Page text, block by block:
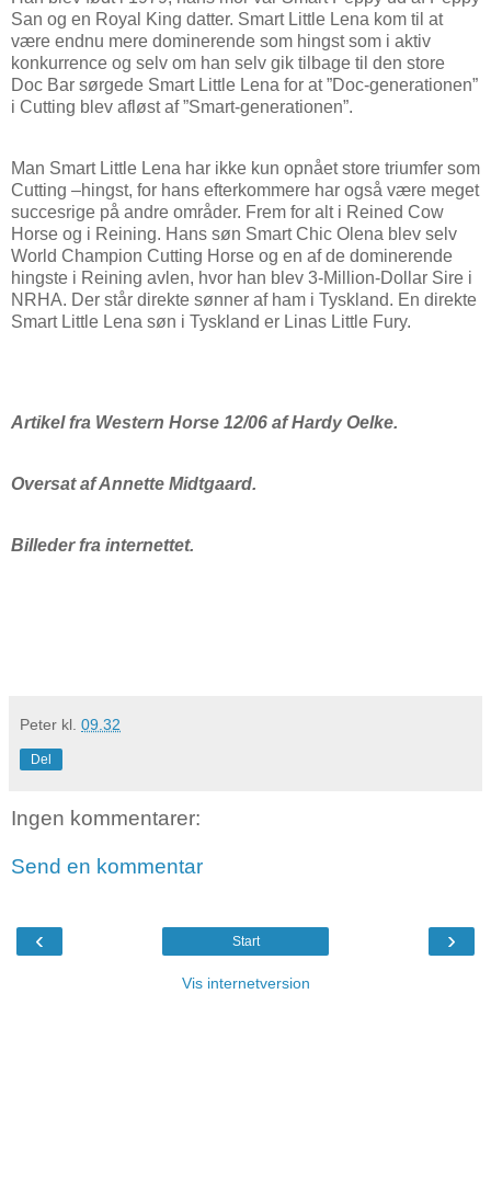
San og en Royal King datter. Smart Little Lena kom til at
være endnu mere dominerende som hingst som i aktiv
konkurrence og selv om han selv gik tilbage til den store
Doc Bar sørgede Smart Little Lena for at ”Doc-generationen”
i Cutting blev afløst af ”Smart-generationen”.
Man Smart Little Lena har ikke kun opnået store triumfer som
Cutting –hingst, for hans efterkommere har også være meget
succesrige på andre områder. Frem for alt i Reined Cow
Horse og i Reining. Hans søn Smart Chic Olena blev selv
World Champion Cutting Horse og en af de dominerende
hingste i Reining avlen, hvor han blev 3-Million-Dollar Sire i
NRHA. Der står direkte sønner af ham i Tyskland. En direkte
Smart Little Lena søn i Tyskland er Linas Little Fury.
Artikel fra Western Horse 12/06 af Hardy Oelke.
Oversat af Annette Midtgaard.
Billeder fra internettet.
Peter kl. 09.32
Del
Ingen kommentarer:
Send en kommentar
‹ ›
Start
Vis internetversion